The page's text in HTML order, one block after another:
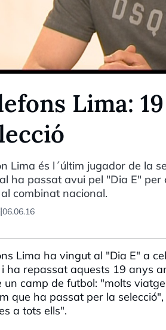
Lima:
Lima és l´últim jugador de la
ha passat avui pel "Dia E"
combinat nacional.
|06.06.16
Lima ha vingut al "Dia E" a
ha repassat aquests 19 anys
un camp de futbol: "molts
que ha passat per la
a tots ells".